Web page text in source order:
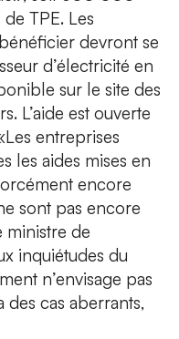
TPE. Les
devront se
d’électricité en
sur le site des
L’aide est ouverte
entreprises
les aides mises en
encore
sont pas encore
ministre de
inquiétudes du
n’envisage pas
des cas aberrants,